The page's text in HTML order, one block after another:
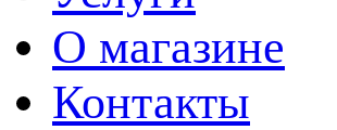
О магазине
Контакты